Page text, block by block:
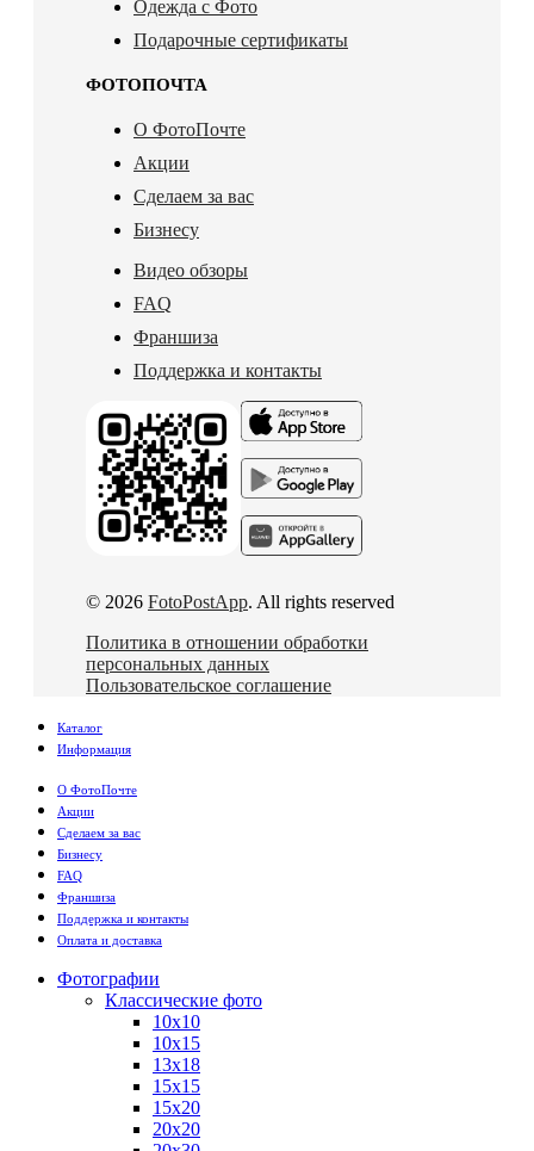
Одежда с Фото
Подарочные сертификаты
ФОТОПОЧТА
О ФотоПочте
Акции
Сделаем за вас
Бизнесу
Видео обзоры
FAQ
Франшиза
Поддержка и контакты
© 2026 FotoPostApp. All rights reserved
Политика в отношении обработки
персональных данных
Пользовательское соглашение
Каталог
Информация
О ФотоПочте
Акции
Сделаем за вас
Бизнесу
FAQ
Франшиза
Поддержка и контакты
Оплата и доставка
Фотографии
Классические фото
10х10
10х15
13х18
15х15
15х20
20х20